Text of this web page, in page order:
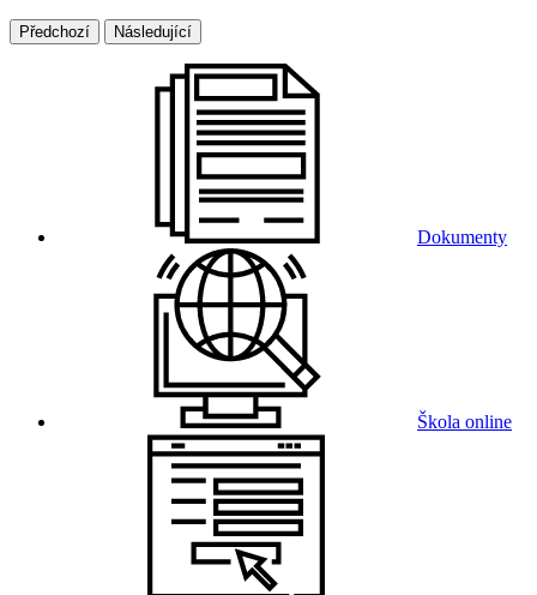
Předchozí Následující
Dokumenty
Škola online